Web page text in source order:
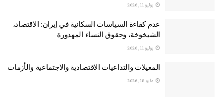
يوليو 11, 2026
عدم كفاءة السياسات السكانية في إيران: الاقتصاد،
الشيخوخة، وحقوق النساء المهدورة
يوليو 11, 2026
المعيلات والتداعيات الاقتصادية والاجتماعية والأزمات
مايو 18, 2026